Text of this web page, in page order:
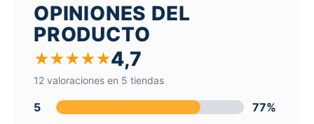
OPINIONES DEL
PRODUCTO
★★★★★4,7
12 valoraciones en 5 tiendas
5
77%